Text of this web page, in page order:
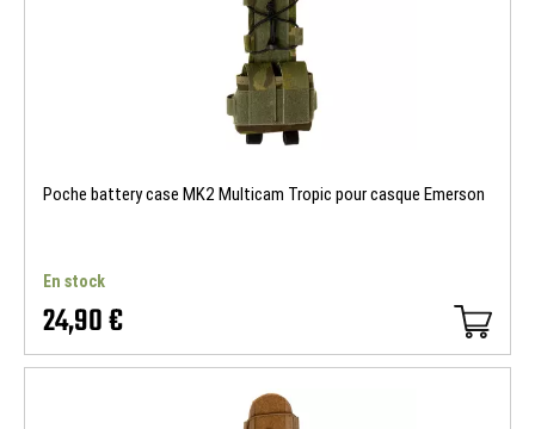
Poche battery case MK2 Multicam Tropic pour casque Emerson
En stock
24,90 €